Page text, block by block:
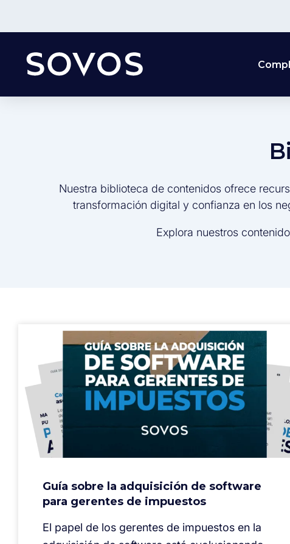
Nuestra biblioteca de contenidos ofrece
transformación digital y confianza en los
Explora nuestros
Guía sobre la adquisición de software
para gerentes de impuestos
El papel de los gerentes de impuestos en la